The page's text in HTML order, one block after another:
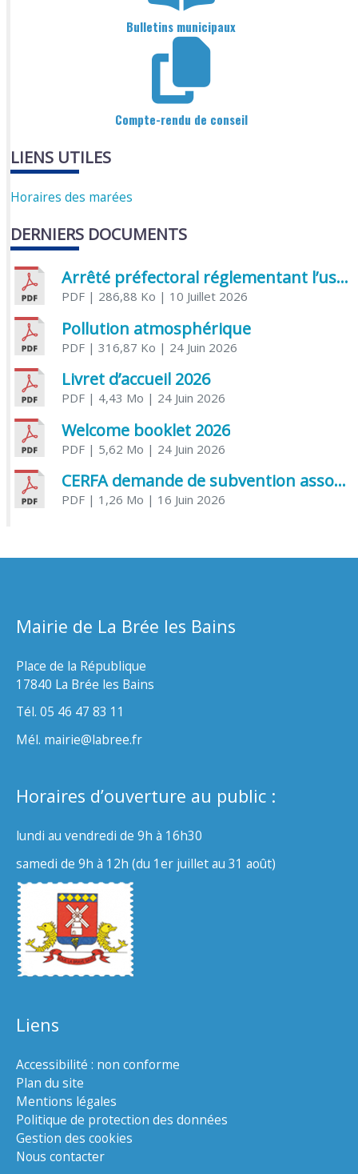
Bulletins municipaux
Compte-rendu de conseil
LIENS UTILES
Horaires des marées
DERNIERS DOCUMENTS
Arrêté préfectoral réglementant l’usage de l’eau
PDF| 286,88 Ko | 10 Juillet 2026
Pollution atmosphérique
PDF| 316,87 Ko | 24 Juin 2026
Livret d’accueil 2026
PDF| 4,43 Mo | 24 Juin 2026
Welcome booklet 2026
PDF| 5,62 Mo | 24 Juin 2026
CERFA demande de subvention association
PDF| 1,26 Mo | 16 Juin 2026
Mairie de La Brée les Bains
Place de la République
17840 La Brée les Bains
Tél. 05 46 47 83 11
Mél. mairie@labree.fr
Horaires d’ouverture au public :
lundi au vendredi de 9h à 16h30
samedi de 9h à 12h (du 1er juillet au 31 août)
Liens
Accessibilité : non conforme
Plan du site
Mentions légales
Politique de protection des données
Gestion des cookies
Nous contacter